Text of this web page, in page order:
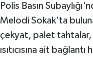
Polis Basın
Melodi Sokak'ta
çekyat, palet tahtalar,
ısıtıcısına ait